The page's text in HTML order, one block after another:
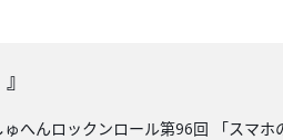
んロックンロール第96回 「スマホ